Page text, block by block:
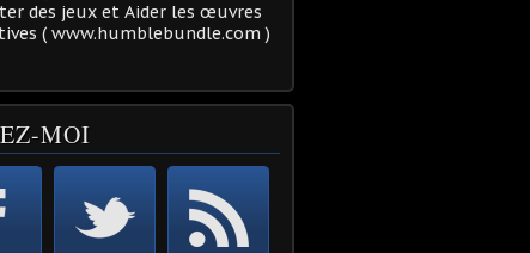
des jeux et Aider les œuvres
( www.humblebundle.com )
MOI